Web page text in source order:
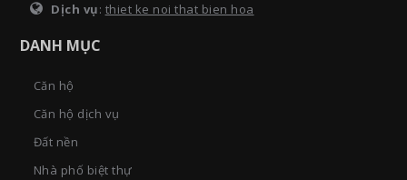
Dịch vụ: thiet ke noi that bien hoa
DANH MỤC
Căn hộ
Căn hộ dịch vụ
Đất nền
Nhà phố biệt thự